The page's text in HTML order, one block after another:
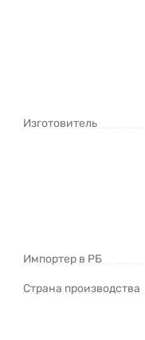
Изготовитель
Импортер в РБ
Страна производства